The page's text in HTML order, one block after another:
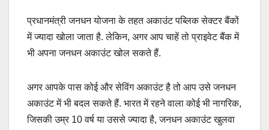
प्रधानमंत्री जनधन योजना के तहत अकाउंट पब्लिक सेक्टर बैंकों
में ज्यादा खोला जाता है. लेकिन, अगर आप चाहें तो प्राइवेट बैंक में
भी अपना जनधन अकाउंट खोल सकते हैं.
अगर आपके पास कोई और सेविंग अकाउंट है तो आप उसे जनधन
अकाउंट में भी बदल सकते हैं. भारत में रहने वाला कोई भी नागरिक,
जिसकी उम्र 10 वर्ष या उससे ज्यादा है, जनधन अकाउंट खुलवा